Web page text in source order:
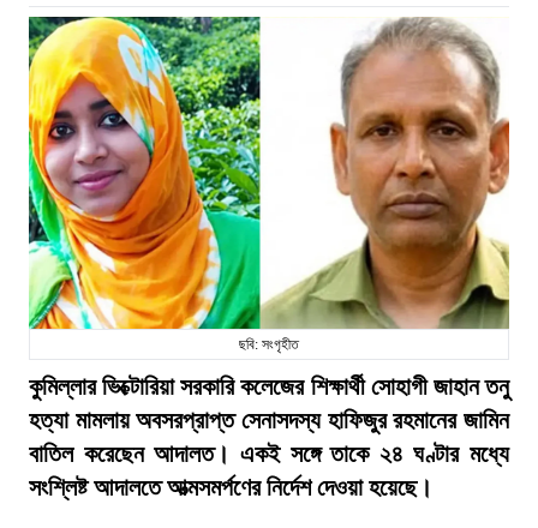
ছবি: সংগৃহীত
কুমিল্লার ভিক্টোরিয়া সরকারি কলেজের শিক্ষার্থী সোহাগী জাহান তনু
হত্যা মামলায় অবসরপ্রাপ্ত সেনাসদস্য হাফিজুর রহমানের জামিন
বাতিল করেছেন আদালত। একই সঙ্গে তাকে ২৪ ঘণ্টার মধ্যে
সংশ্লিষ্ট আদালতে আত্মসমর্পণের নির্দেশ দেওয়া হয়েছে।